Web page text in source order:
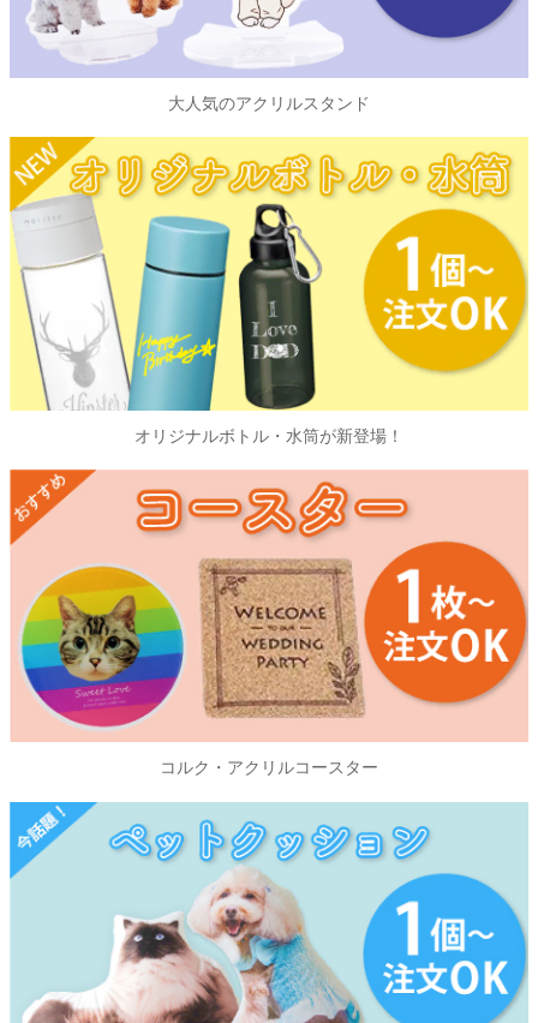
大人気のアクリルスタンド
オリジナルボトル・水筒が新登場！
コルク・アクリルコースター